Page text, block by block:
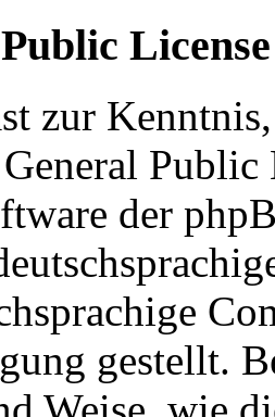
License
zur
der
gestellt.